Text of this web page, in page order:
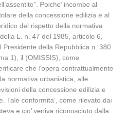
Poiche’ incombe al
della concessione edilizia e al
del rispetto della normativa
L. n. 47 del 1985, articolo 6,
della Repubblica n. 380
1), il (OMISSIS), come
che l’opera contrattualmente
normativa urbanistica, alle
della concessione edilizia e
Tale conformita’, come rilevato dai
e cio’ veniva riconosciuto dalla